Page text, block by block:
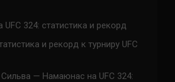
324: статистика и рекорд
и рекорд к турниру UFC
— Намаюнас на UFC 324: